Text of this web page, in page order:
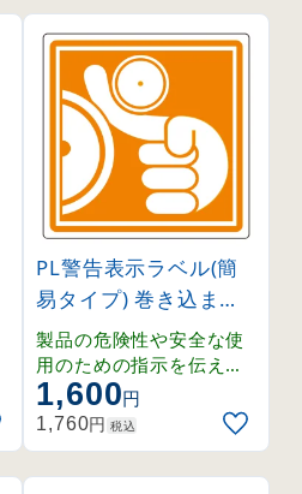
て検討しなくてはなりま
せん。
PL警告表示ラベル(簡
易タイプ) 巻き込まれ
に注意 大 (201013)
製品の危険性や安全な使
用のための指示を伝える
PL警告表示ラベル。
1,600円
1,760円 税込